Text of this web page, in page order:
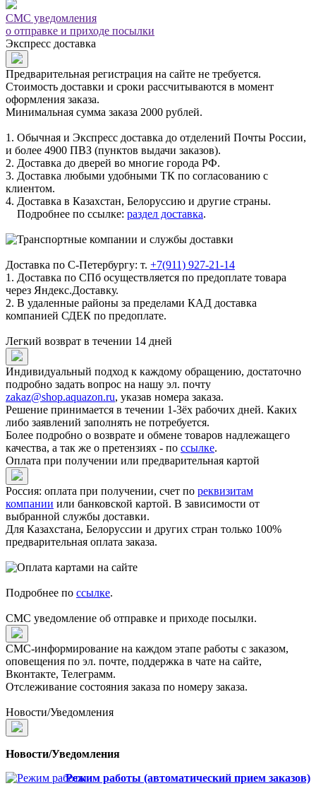
СМС уведомления
о отправке и приходе посылки
Экспресс доставка
Предварительная регистрация на сайте не требуется.
Стоимость доставки и сроки рассчитываются в момент
оформления заказа.
Минимальная сумма заказа 2000 рублей.
1. Обычная и Экспресс доставка до отделений Почты России,
и более 4900 ПВЗ (пунктов выдачи заказов).
2. Доставка до дверей во многие города РФ.
3. Доставка любыми удобными ТК по согласованию с
клиентом.
4. Доставка в Казахстан, Белоруссию и другие страны.
Подробнее по ссылке: раздел доставка.
Доставка по С-Петербургу: т. +7(911) 927-21-14
1. Доставка по СПб осуществляется по предоплате товара
через Яндекс.Доставку.
2. В удаленные районы за пределами КАД доставка
компанией СДЕК по предоплате.
Легкий возврат в течении 14 дней
Индивидуальный подход к каждому обращению, достаточно
подробно задать вопрос на нашу эл. почту
zakaz@shop.aquazon.ru, указав номера заказа.
Решение принимается в течении 1-3ёх рабочих дней. Каких
либо заявлений заполнять не потребуется.
Более подробно о возврате и обмене товаров надлежащего
качества, а так же о претензиях - по ссылке.
Оплата при получении или предварительная картой
Россия: оплата при получении, счет по реквизитам
компании или банковской картой. В зависимости от
выбранной службы доставки.
Для Казахстана, Белоруссии и других стран только 100%
предварительная оплата заказа.
Подробнее по ссылке.
СМС уведомление об отправке и приходе посылки.
СМС-информирование на каждом этапе работы с заказом,
оповещения по эл. почте, поддержка в чате на сайте,
Вконтакте, Телеграмм.
Отслеживание состояния заказа по номеру заказа.
Новости/Уведомления
Новости/Уведомления
Режим работы (автоматический прием заказов)